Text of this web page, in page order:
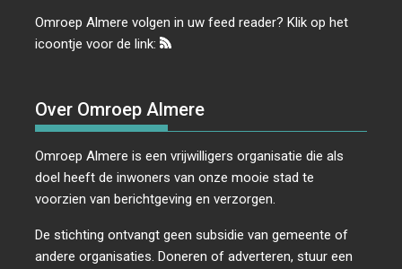
Omroep Almere volgen in uw feed reader? Klik op het
icoontje voor de link:
Over Omroep Almere
Omroep Almere is een vrijwilligers organisatie die als
doel heeft de inwoners van onze mooie stad te
voorzien van berichtgeving en verzorgen.
De stichting ontvangt geen subsidie van gemeente of
andere organisaties. Doneren of adverteren, stuur een